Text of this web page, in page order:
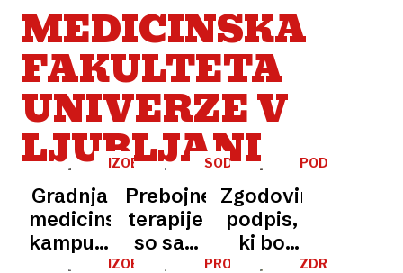
MEDICINSKA
FAKULTETA
UNIVERZE V
LJUBLJANI
IZOBRAŽEVANJE
Gradnja
medicinskega
kampusa
v
SODELOVANJE
Prebojne
terapije
so sad
kolektivnega
PODPIS
Zgodovinski
podpis,
ki bo
povezal
IZOBRAŽEVANJEPROSTOR
ZDRAVSTVO